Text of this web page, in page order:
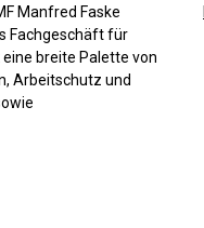
Manfred Faske
Fachgeschäft für
breite Palette von
Arbeitschutz und